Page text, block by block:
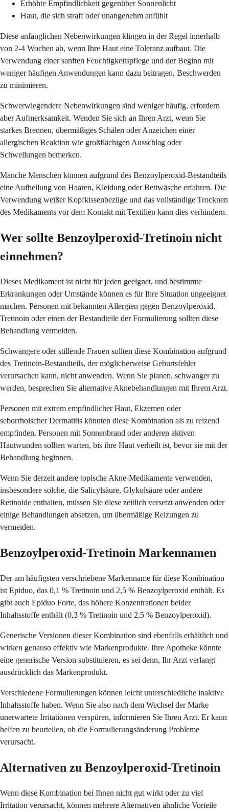
Erhöhte Empfindlichkeit gegenüber Sonnenlicht
Haut, die sich straff oder unangenehm anfühlt
Diese anfänglichen Nebenwirkungen klingen in der Regel innerhalb
von 2-4 Wochen ab, wenn Ihre Haut eine Toleranz aufbaut. Die
Verwendung einer sanften Feuchtigkeitspflege und der Beginn mit
weniger häufigen Anwendungen kann dazu beitragen, Beschwerden
zu minimieren.
Schwerwiegendere Nebenwirkungen sind weniger häufig, erfordern
aber Aufmerksamkeit. Wenden Sie sich an Ihren Arzt, wenn Sie
starkes Brennen, übermäßiges Schälen oder Anzeichen einer
allergischen Reaktion wie großflächigen Ausschlag oder
Schwellungen bemerken.
Manche Menschen können aufgrund des Benzoylperoxid-Bestandteils
eine Aufhellung von Haaren, Kleidung oder Bettwäsche erfahren. Die
Verwendung weißer Kopfkissenbezüge und das vollständige Trocknen
des Medikaments vor dem Kontakt mit Textilien kann dies verhindern.
Wer sollte Benzoylperoxid-Tretinoin nicht
einnehmen?
Dieses Medikament ist nicht für jeden geeignet, und bestimmte
Erkrankungen oder Umstände können es für Ihre Situation ungeeignet
machen. Personen mit bekannten Allergien gegen Benzoylperoxid,
Tretinoin oder einen der Bestandteile der Formulierung sollten diese
Behandlung vermeiden.
Schwangere oder stillende Frauen sollten diese Kombination aufgrund
des Tretinoin-Bestandteils, der möglicherweise Geburtsfehler
verursachen kann, nicht anwenden. Wenn Sie planen, schwanger zu
werden, besprechen Sie alternative Aknebehandlungen mit Ihrem Arzt.
Personen mit extrem empfindlicher Haut, Ekzemen oder
seborrhoischer Dermatitis könnten diese Kombination als zu reizend
empfinden. Personen mit Sonnenbrand oder anderen aktiven
Hautwunden sollten warten, bis ihre Haut verheilt ist, bevor sie mit der
Behandlung beginnen.
Wenn Sie derzeit andere topische Akne-Medikamente verwenden,
insbesondere solche, die Salicylsäure, Glykolsäure oder andere
Retinoide enthalten, müssen Sie diese zeitlich versetzt anwenden oder
einige Behandlungen absetzen, um übermäßige Reizungen zu
vermeiden.
Benzoylperoxid-Tretinoin Markennamen
Der am häufigsten verschriebene Markenname für diese Kombination
ist Epiduo, das 0,1 % Tretinoin und 2,5 % Benzoylperoxid enthält. Es
gibt auch Epiduo Forte, das höhere Konzentrationen beider
Inhaltsstoffe enthält (0,3 % Tretinoin und 2,5 % Benzoylperoxid).
Generische Versionen dieser Kombination sind ebenfalls erhältlich und
wirken genauso effektiv wie Markenprodukte. Ihre Apotheke könnte
eine generische Version substituieren, es sei denn, Ihr Arzt verlangt
ausdrücklich das Markenprodukt.
Verschiedene Formulierungen können leicht unterschiedliche inaktive
Inhaltsstoffe haben. Wenn Sie also nach dem Wechsel der Marke
unerwartete Irritationen verspüren, informieren Sie Ihren Arzt. Er kann
helfen zu beurteilen, ob die Formulierungsänderung Probleme
verursacht.
Alternativen zu Benzoylperoxid-Tretinoin
Wenn diese Kombination bei Ihnen nicht gut wirkt oder zu viel
Irritation verursacht, können mehrere Alternativen ähnliche Vorteile